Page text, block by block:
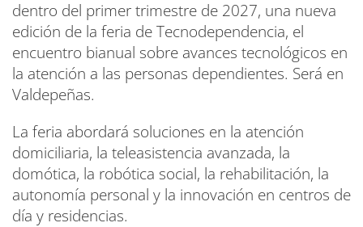
dentro del primer trimestre de 2027, una nueva
edición de la feria de Tecnodependencia, el
encuentro bianual sobre avances tecnológicos en
la atención a las personas dependientes. Será en
Valdepeñas.
La feria abordará soluciones en la atención
domiciliaria, la teleasistencia avanzada, la
domótica, la robótica social, la rehabilitación, la
autonomía personal y la innovación en centros de
día y residencias.